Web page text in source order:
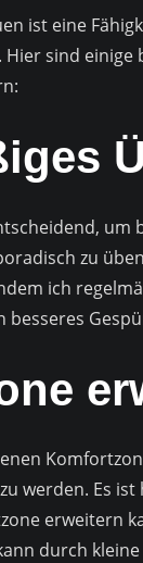
ist eine
Hier sind
zu
ich
besseres
werden. Es
erweitern
durch